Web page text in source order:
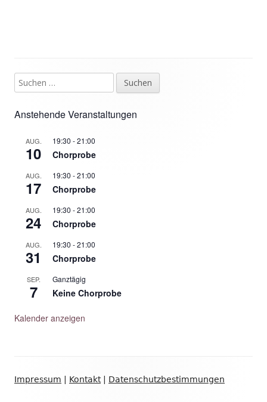
Haupt-
Seitenleiste
Suchen
nach:
Anstehende Veranstaltungen
AUG.
10
19:30 -21:00
Chorprobe
AUG.
17
19:30 -21:00
Chorprobe
AUG.
24
19:30 -21:00
Chorprobe
AUG.
31
19:30 -21:00
Chorprobe
SEP.
7
Ganztägig
Keine Chorprobe
Kalender anzeigen
Inhalt
Impressum Kontakt| Datenschutzbestimmungen